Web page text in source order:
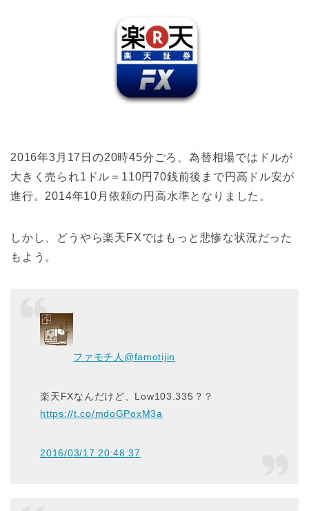
2016年3月17日の20時45分ごろ、為替相場ではドルが
大きく売られ1ドル＝110円70銭前後まで円高ドル安が
進行。2014年10月依頼の円高水準となりました。
しかし、どうやら楽天FXではもっと悲惨な状況だった
もよう。
ファモチ人 @famotijin
楽天FXなんだけど、Low103.335？？
https://t.co/mdoGPoxM3a
2016/03/17 20:48:37